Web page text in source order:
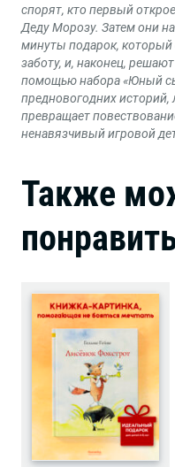
спорят, кто первый
Деду Морозу. Затем они
минуты подарок, который
заботу, и, наконец,
помощью набора «Юный
предновогодних
превращает
ненавязчивый игровой
Также